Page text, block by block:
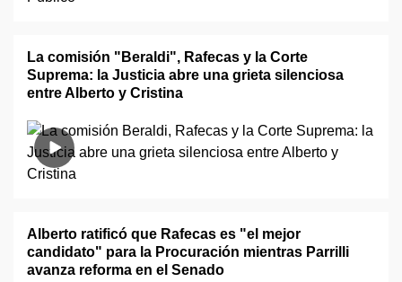
La comisión "Beraldi", Rafecas y la Corte
Suprema: la Justicia abre una grieta silenciosa
entre Alberto y Cristina
Alberto ratificó que Rafecas es "el mejor
candidato" para la Procuración mientras Parrilli
avanza reforma en el Senado